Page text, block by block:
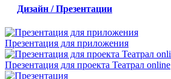
Дизайн / Презентации
Презентация для приложения
Презентация для проекта Театрал online